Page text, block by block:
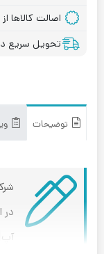
اصالت کالاها
تحویل سریع
توضیحات
در